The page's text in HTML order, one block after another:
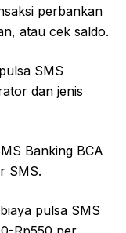
perbankan
atau cek saldo.
SMS
dan jenis
Banking BCA
SMS.
pulsa SMS